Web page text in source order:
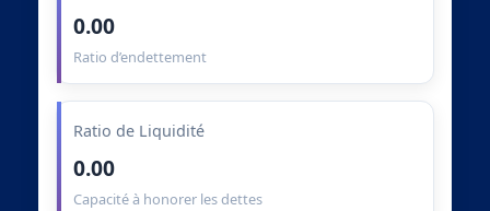
0.00
Ratio d’endettement
Ratio de Liquidité
0.00
Capacité à honorer les dettes